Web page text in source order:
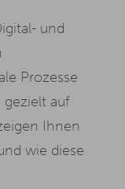
und
Prozesse
auf
Ihnen
wie diese